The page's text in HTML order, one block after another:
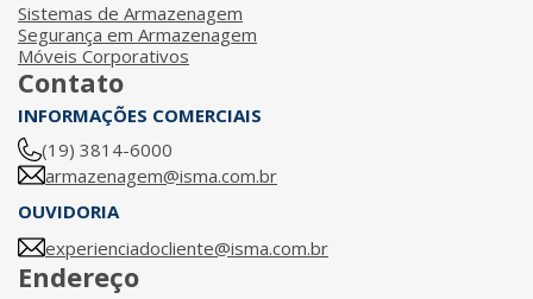
Sistemas de Armazenagem
Segurança em Armazenagem
Móveis Corporativos
Contato
INFORMAÇÕES COMERCIAIS
(19) 3814-6000
armazenagem@isma.com.br
OUVIDORIA
experienciadocliente@isma.com.br
Endereço